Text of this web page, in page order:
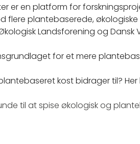
er en platform for
flere plantebaserede,
Landsforening og Dansk
for et mere
kost bidrager til?
til at spise økologisk og